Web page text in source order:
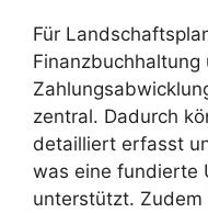
Für
zentral. Dadurch
detailliert erfasst
was eine fundierte
unterstützt.